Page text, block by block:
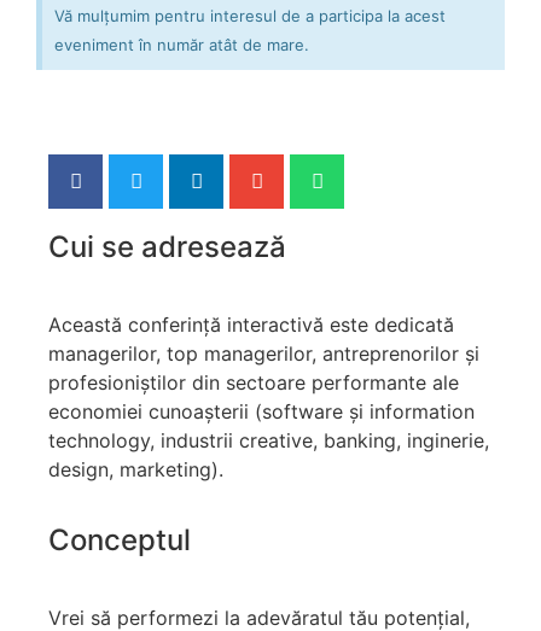
Vă mulțumim pentru interesul de a participa la acest
eveniment în număr atât de mare.
Cui se adresează
Această conferință interactivă este dedicată
managerilor, top managerilor, antreprenorilor și
profesioniștilor din sectoare performante ale
economiei cunoașterii (software și information
technology, industrii creative, banking, inginerie,
design, marketing).
Conceptul
Vrei să performezi la adevăratul tău potențial,